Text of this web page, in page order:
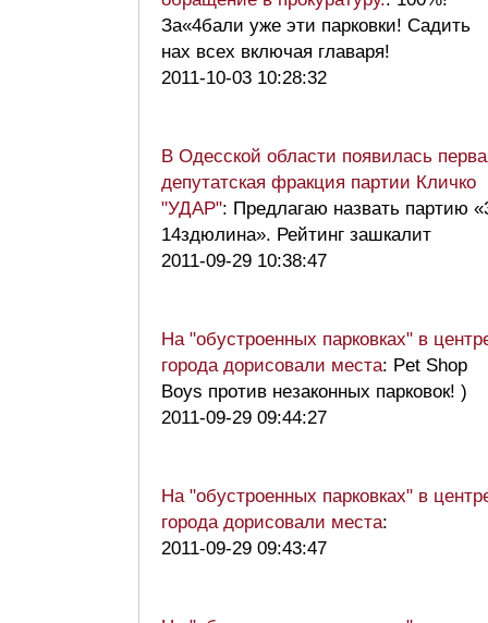
За«4бали уже эти парковки! Садить
нах всех включая главаря!
2011-10-03 10:28:32
В Одесской области появилась
депутатская фракция партии Кличко
"УДАР": Предлагаю назвать партию
14здюлина». Рейтинг зашкалит
2011-09-29 10:38:47
На "обустроенных парковках" в
города дорисовали места: Pet Shop
Boys против незаконных парковок! )
2011-09-29 09:44:27
На "обустроенных парковках" в
города дорисовали места:
2011-09-29 09:43:47